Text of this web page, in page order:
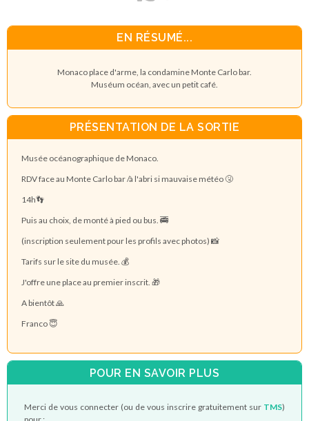
EN RÉSUMÉ...
Monaco place d'arme, la condamine Monte Carlo bar.
Muséum océan, avec un petit café.
PRÉSENTATION DE LA SORTIE
Musée océanographique de Monaco.
RDV face au Monte Carlo bar /à l'abri si mauvaise météo 🤧
14h👣
Puis au choix, de monté à pied ou bus. 🚎
(inscription seulement pour les profils avec photos) 📸
Tarifs sur le site du musée. 💰
J'offre une place au premier inscrit. 🎁
A bientôt 🙏
Franco 😇
POUR EN SAVOIR PLUS
Merci de vous connecter (ou de vous inscrire gratuitement sur TMS)